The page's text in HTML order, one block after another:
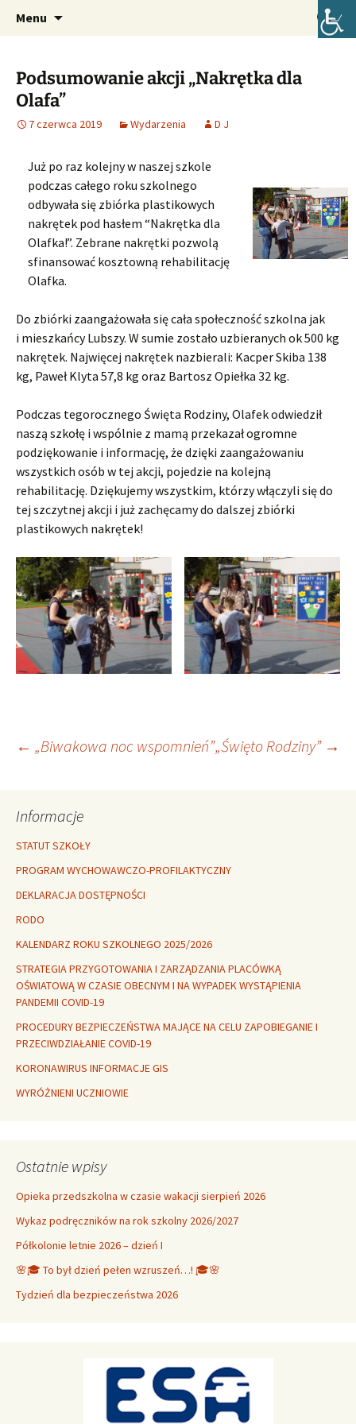
Szkoła Podstawowa im. Józefa
Lompy w Lubszy
Oficjalna strona internetowa szkoły.
Menu Szukaj:
Podsumowanie akcji „Nakrętka dla
Olafa”
7 czerwca 2019 Wydarzenia D J
Już po raz kolejny w naszej szkole
podczas całego roku szkolnego
odbywała się zbiórka plastikowych
nakrętek pod hasłem “Nakrętka dla
Olafka!”. Zebrane nakrętki pozwolą
sfinansować kosztowną rehabilitację
Olafka.
Do zbiórki zaangażowała się cała społeczność szkolna jak
i mieszkańcy Lubszy. W sumie zostało uzbieranych ok 500 kg
nakrętek. Najwięcej nakrętek nazbierali: Kacper Skiba 138
kg, Paweł Klyta 57,8 kg oraz Bartosz Opiełka 32 kg.
Podczas tegorocznego Święta Rodziny, Olafek odwiedził
naszą szkołę i wspólnie z mamą przekazał ogromne
podziękowanie i informację, że dzięki zaangażowaniu
wszystkich osób w tej akcji, pojedzie na kolejną
rehabilitację. Dziękujemy wszystkim, którzy włączyli się do
tej szczytnej akcji i już zachęcamy do dalszej zbiórki
plastikowych nakrętek!
Nawigacja
wpisu
← „Biwakowa noc wspomnień”„Święto Rodziny” →
Informacje
STATUT SZKOŁY
PROGRAM WYCHOWAWCZO-PROFILAKTYCZNY
DEKLARACJA DOSTĘPNOŚCI
RODO
KALENDARZ ROKU SZKOLNEGO 2025/2026
STRATEGIA PRZYGOTOWANIA I ZARZĄDZANIA PLACÓWKĄ
OŚWIATOWĄ W CZASIE OBECNYM I NA WYPADEK WYSTĄPIENIA
PANDEMII COVID-19
PROCEDURY BEZPIECZEŃSTWA MAJĄCE NA CELU ZAPOBIEGANIE I
PRZECIWDZIAŁANIE COVID-19
KORONAWIRUS INFORMACJE GIS
WYRÓŻNIENI UCZNIOWIE
Ostatnie wpisy
Opieka przedszkolna w czasie wakacji sierpień 2026
Wykaz podręczników na rok szkolny 2026/2027
Półkolonie letnie 2026 – dzień I
🌸🎓 To był dzień pełen wzruszeń…! 🎓🌸
Tydzień dla bezpieczeństwa 2026